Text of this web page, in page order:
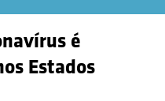
é
Estados